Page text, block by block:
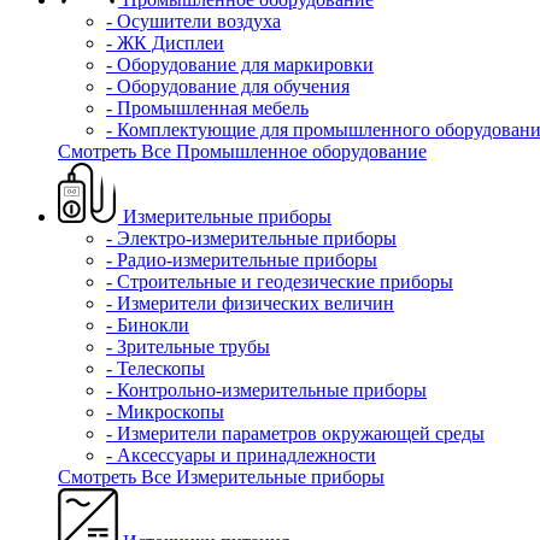
- Осушители воздуха
- ЖК Дисплеи
- Оборудование для маркировки
- Оборудование для обучения
- Промышленная мебель
- Комплектующие для промышленного
Смотреть Все Промышленное оборудование
Измерительные приборы
- Электро-измерительные приборы
- Радио-измерительные приборы
- Строительные и геодезические приборы
- Измерители физических величин
- Бинокли
- Зрительные трубы
- Телескопы
- Контрольно-измерительные приборы
- Микроскопы
- Измерители параметров окружающей среды
- Аксессуары и принадлежности
Смотреть Все Измерительные приборы